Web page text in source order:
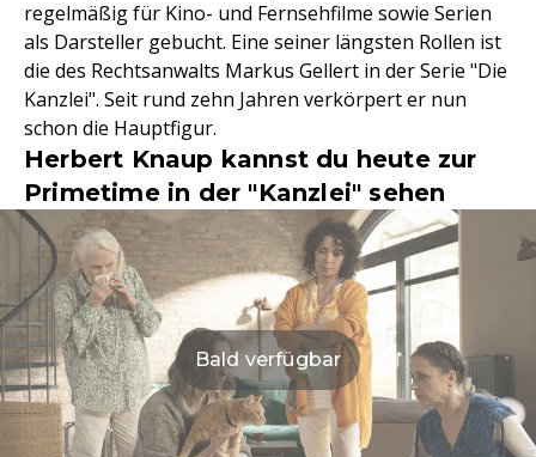
regelmäßig für Kino- und Fernsehfilme sowie Serien
als Darsteller gebucht. Eine seiner längsten Rollen ist
die des Rechtsanwalts Markus Gellert in der Serie "Die
Kanzlei". Seit rund zehn Jahren verkörpert er nun
schon die Hauptfigur.
Herbert Knaup kannst du heute zur
Primetime in der "Kanzlei" sehen
Bald verfügbar